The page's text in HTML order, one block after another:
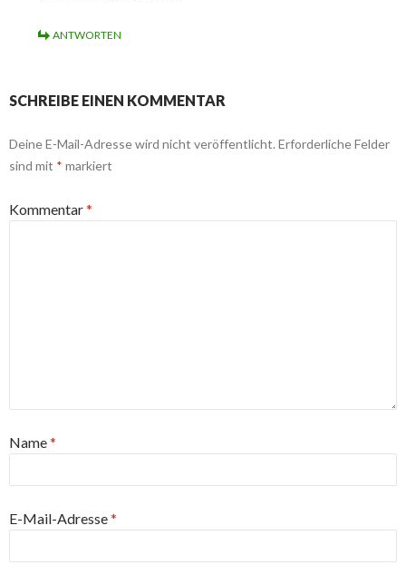
ANTWORTEN
SCHREIBE EINEN KOMMENTAR
Deine E-Mail-Adresse wird nicht veröffentlicht. Erforderliche Felder
sind mit * markiert
Kommentar*
Name*
E-Mail-Adresse*